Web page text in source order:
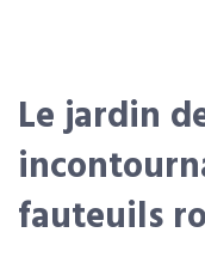
Le jardin
fauteuils